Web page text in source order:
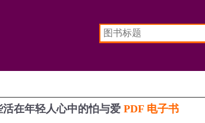
在年轻人心中的怕与爱 PDF 电子书